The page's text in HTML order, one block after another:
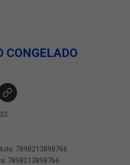
CONGELADO
7898213898766
7898213898766